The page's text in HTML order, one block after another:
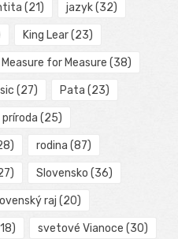
(21) jazyk(32)
King Lear(23)
Measure for Measure (38)
(27) Pata (23)
príroda (25)
rodina (87)
Slovensko (36)
raj (20)
svetové Vianoce (30)